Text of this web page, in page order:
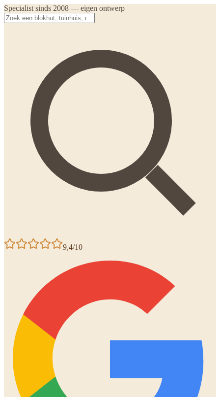
Specialist sinds 2008 — eigen ontwerp
9,4/10